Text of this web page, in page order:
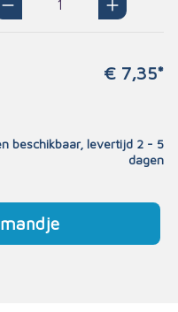
€ 7,35*
beschikbaar, levertijd 2 - 5
dagen